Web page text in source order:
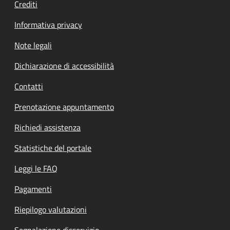
Crediti
Informativa privacy
Note legali
Dichiarazione di accessibilità
Contatti
Prenotazione appuntamento
Richiedi assistenza
Statistiche del portale
Leggi le FAQ
Pagamenti
Riepilogo valutazioni